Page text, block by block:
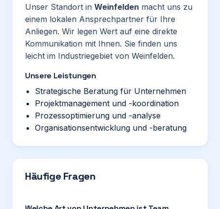
Unser Standort in Weinfelden macht uns zu
einem lokalen Ansprechpartner für Ihre
Anliegen. Wir legen Wert auf eine direkte
Kommunikation mit Ihnen. Sie finden uns
leicht im Industriegebiet von Weinfelden.
Unsere Leistungen
Strategische Beratung für Unternehmen
Projektmanagement und -koordination
Prozessoptimierung und -analyse
Organisationsentwicklung und -beratung
Häufige Fragen